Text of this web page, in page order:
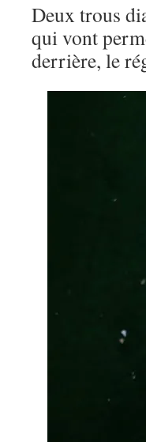
Deux trous
qui vont
derrière, le